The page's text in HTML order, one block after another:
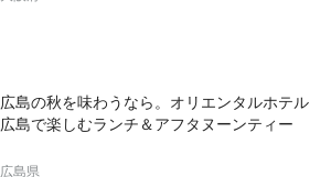
広島の秋を味わうなら。オリエンタルホテル
広島で楽しむランチ＆アフタヌーンティー
広島県